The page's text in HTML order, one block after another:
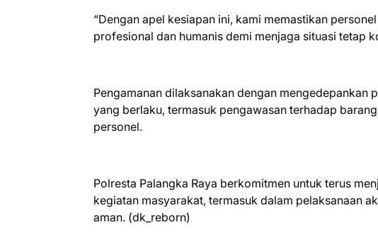
“Dengan apel kesiapan ini, kami memastikan
profesional dan humanis demi menjaga situasi tetap
Pengamanan dilaksanakan dengan mengedepankan
yang berlaku, termasuk pengawasan terhadap
personel.
Polresta Palangka Raya berkomitmen untuk terus
kegiatan masyarakat, termasuk dalam pelaksanaan
aman. (dk_reborn)